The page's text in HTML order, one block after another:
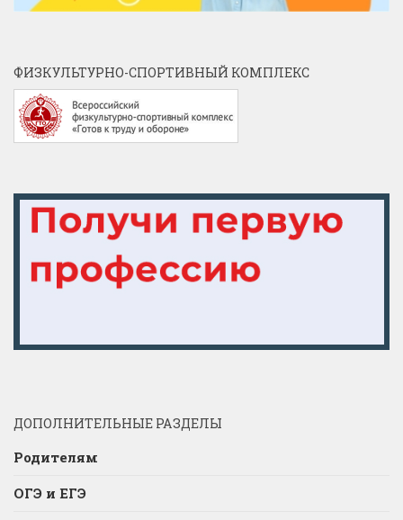
ФИЗКУЛЬТУРНО-СПОРТИВНЫЙ КОМПЛЕКС
ДОПОЛНИТЕЛЬНЫЕ РАЗДЕЛЫ
Родителям
ОГЭ и ЕГЭ